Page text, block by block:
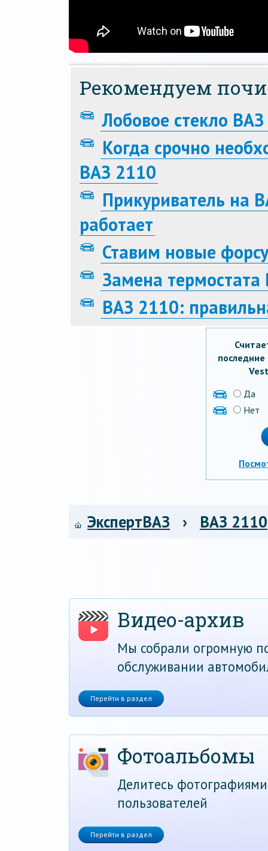
Рекомендуем
Лобовое стекло
Когда срочно
ВАЗ 2110
Прикуриватель на
работает
Ставим новые
Замена
ВАЗ 2110:
Да
Нет
ЭкспертВАЗ › ВАЗ 2110
Видео-архив
Мы собрали огромную
обслуживании
Перейти в раздел
Фотоальбомы
Делитесь
пользователей
Перейти в раздел